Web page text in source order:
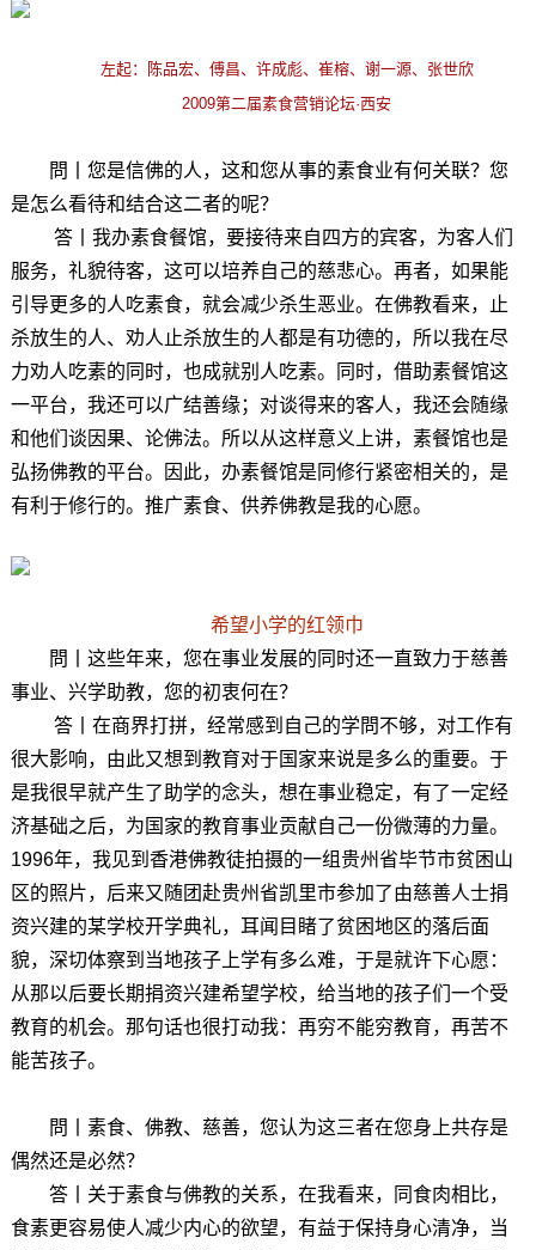
左起：陈品宏、傅昌、许成彪、崔榕、谢一源、张世欣
2009第二届素食营销论坛·西安
問丨您是信佛的人，这和您从事的素食业有何关联？您
是怎么看待和结合这二者的呢？
答丨 我办素食餐馆，要接待来自四方的宾客，为客人们
服务，礼貌待客，这可以培养自己的慈悲心。再者，如果能
引导更多的人吃素食，就会减少杀生恶业。在佛教看来，止
杀放生的人、劝人止杀放生的人都是有功德的，所以我在尽
力劝人吃素的同时，也成就别人吃素。同时，借助素餐馆这
一平台，我还可以广结善缘；对谈得来的客人，我还会随缘
和他们谈因果、论佛法。所以从这样意义上讲，素餐馆也是
弘扬佛教的平台。因此，办素餐馆是同修行紧密相关的，是
有利于修行的。推广素食、供养佛教是我的心愿。
希望小学的红领巾
問丨这些年来，您在事业发展的同时还一直致力于慈善
事业、兴学助教，您的初衷何在？
答丨 在商界打拼，经常感到自己的学問不够，对工作有
很大影响，由此又想到教育对于国家来说是多么的重要。于
是我很早就产生了助学的念头，想在事业稳定，有了一定经
济基础之后，为国家的教育事业贡献自己一份微薄的力量。
1996年，我见到香港佛教徒拍摄的一组贵州省毕节市贫困山
区的照片，后来又随团赴贵州省凯里市参加了由慈善人士捐
资兴建的某学校开学典礼，耳闻目睹了贫困地区的落后面
貌，深切体察到当地孩子上学有多么难，于是就许下心愿：
从那以后要长期捐资兴建希望学校，给当地的孩子们一个受
教育的机会。那句话也很打动我：再穷不能穷教育，再苦不
能苦孩子。
問丨素食、佛教、慈善，您认为这三者在您身上共存是
偶然还是必然？
答丨 关于素食与佛教的关系，在我看来，同食肉相比，
食素更容易使人减少内心的欲望，有益于保持身心清净，当